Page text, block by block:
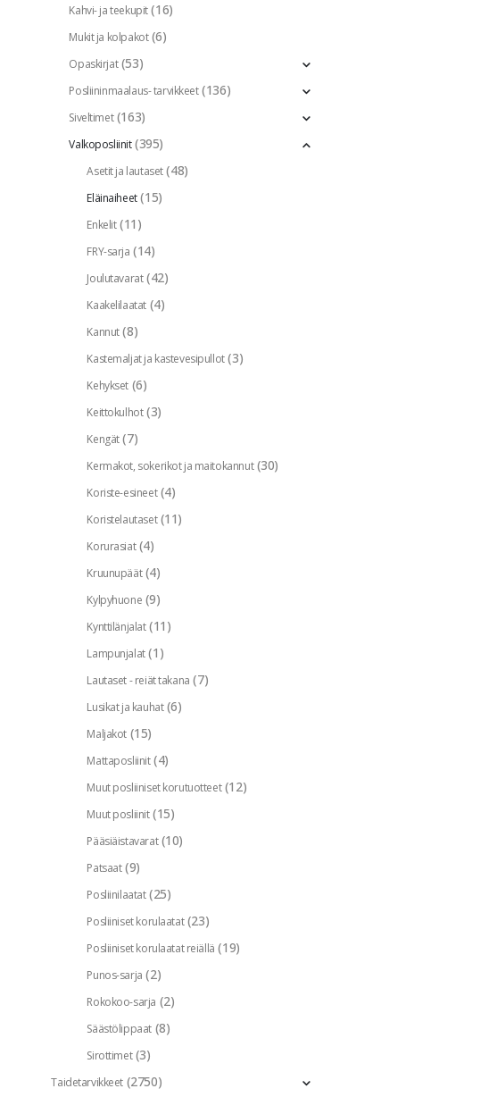
Kahvi- ja teekupit (16)
Mukit ja kolpakot (6)
Opaskirjat (53)
Posliininmaalaus- tarvikkeet (136)
Siveltimet (163)
Valkoposliinit (395)
Asetit ja lautaset (48)
Eläinaiheet (15)
Enkelit (11)
FRY-sarja (14)
Joulutavarat (42)
Kaakelilaatat (4)
Kannut (8)
Kastemaljat ja kastevesipullot (3)
Kehykset (6)
Keittokulhot (3)
Kengät (7)
Kermakot, sokerikot ja maitokannut (30)
Koriste-esineet (4)
Koristelautaset (11)
Korurasiat (4)
Kruunupäät (4)
Kylpyhuone (9)
Kynttilänjalat (11)
Lampunjalat (1)
Lautaset - reiät takana (7)
Lusikat ja kauhat (6)
Maljakot (15)
Mattaposliinit (4)
Muut posliiniset korutuotteet (12)
Muut posliinit (15)
Pääsiäistavarat (10)
Patsaat (9)
Posliinilaatat (25)
Posliiniset korulaatat (23)
Posliiniset korulaatat reiällä (19)
Punos-sarja (2)
Rokokoo-sarja (2)
Säästölippaat (8)
Sirottimet (3)
Taidetarvikkeet (2750)